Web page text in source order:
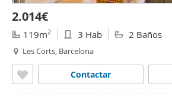
2.014€
119m2 3 Hab 2 Baños
Les Corts, Barcelona
Contactar